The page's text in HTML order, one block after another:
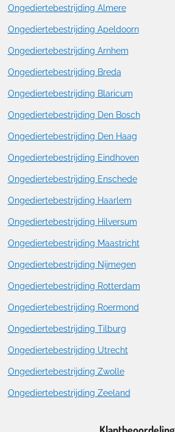
Ongediertebestrijding Almere
Ongediertebestrijding Apeldoorn
Ongediertebestrijding Arnhem
Ongediertebestrijding Breda
Ongediertebestrijding Blaricum
Ongediertebestrijding Den Bosch
Ongediertebestrijding Den Haag
Ongediertebestrijding Eindhoven
Ongediertebestrijding Enschede
Ongediertebestrijding Haarlem
Ongediertebestrijding Hilversum
Ongediertebestrijding Maastricht
Ongediertebestrijding Nijmegen
Ongediertebestrijding Rotterdam
Ongediertebestrijding Roermond
Ongediertebestrijding Tilburg
Ongediertebestrijding Utrecht
Ongediertebestrijding Zwolle
Ongediertebestrijding Zeeland